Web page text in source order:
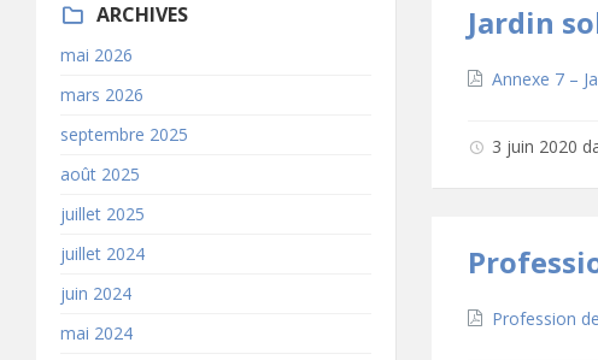
Jardin
Annexe 7 –
3 juin 2020
Profession
ARCHIVES
mai 2026
mars 2026
septembre 2025
août 2025
juillet 2025
juillet 2024
juin 2024
mai 2024